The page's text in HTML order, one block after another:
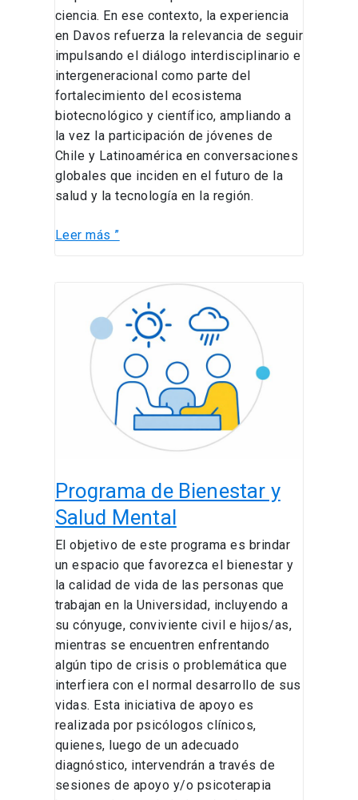
ciencia. En ese contexto, la experiencia
en Davos refuerza la relevancia de seguir
impulsando el diálogo interdisciplinario e
intergeneracional como parte del
fortalecimiento del ecosistema
biotecnológico y científico, ampliando a
la vez la participación de jóvenes de
Chile y Latinoamérica en conversaciones
globales que inciden en el futuro de la
salud y la tecnología en la región.
Leer más ”
Programa de Bienestar y
Salud Mental
El objetivo de este programa es brindar
un espacio que favorezca el bienestar y
la calidad de vida de las personas que
trabajan en la Universidad, incluyendo a
su cónyuge, conviviente civil e hijos/as,
mientras se encuentren enfrentando
algún tipo de crisis o problemática que
interfiera con el normal desarrollo de sus
vidas. Esta iniciativa de apoyo es
realizada por psicólogos clínicos,
quienes, luego de un adecuado
diagnóstico, intervendrán a través de
sesiones de apoyo y/o psicoterapia
Bienestar
Mental